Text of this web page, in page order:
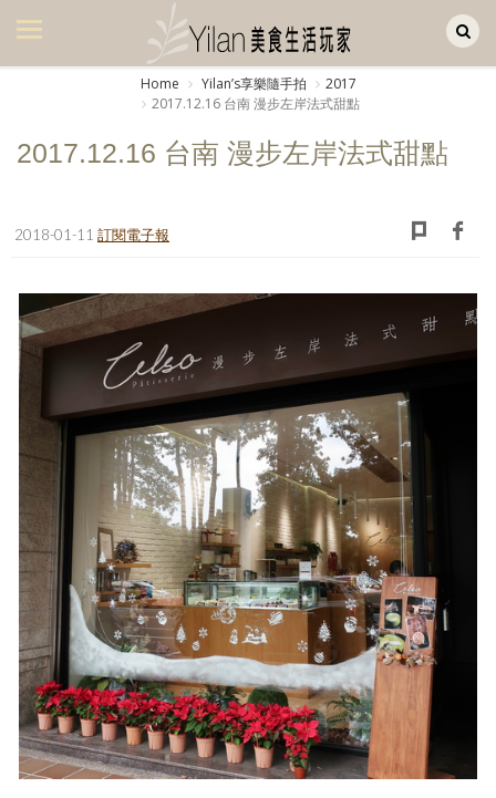
美食集
廚房集
旅遊美食集
生活風
書房集
餐桌週記
享樂隨手拍
照相簿
影音區
創意出版服務
歷史區
關於Yilan
個人著作
Home Yilanʼs享樂隨手拍
2017
2017.12.16 台南 漫步左岸法式甜點
2017.12.16 台南 漫步左岸法式甜點
2018-01-11 訂閱電子報